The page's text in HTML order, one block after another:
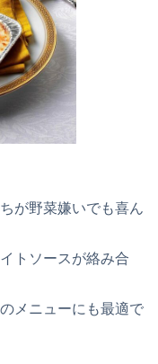
が野菜嫌いでも喜ん
トソースが絡み合
メニューにも最適で